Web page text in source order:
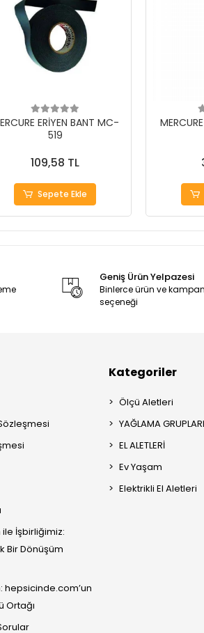
ERİYEN BANT MC-
519
109,58 TL
Sepete Ekle
Geniş Ürün Yelpazesi
Binlerce ürün ve
seçeneği
İşbirliğimiz:
Bir Dönüşüm
hepsicinde.com’un
Ortağı
Kategoriler
Ölçü Aletleri
YAĞLAMA GRUPLARI
EL ALETLERİ
Ev Yaşam
Elektrikli El Aletleri